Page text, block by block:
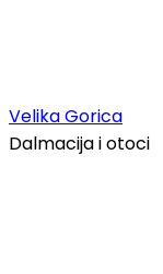
Velika Gorica
Dalmacija i otoci